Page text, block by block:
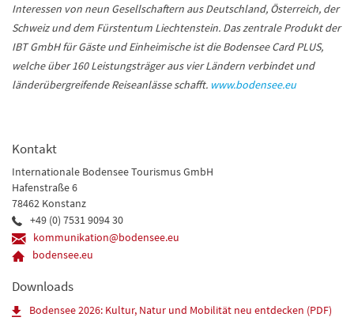
Interessen von neun Gesellschaftern aus Deutschland, Österreich, der
Schweiz und dem Fürstentum Liechtenstein. Das zentrale Produkt der
IBT GmbH für Gäste und Einheimische ist die Bodensee Card PLUS,
welche über 160 Leistungsträger aus vier Ländern verbindet und
länderübergreifende Reiseanlässe schafft. www.bodensee.eu
Kontakt
Internationale Bodensee Tourismus GmbH
Hafenstraße 6
78462 Konstanz
+49 (0) 7531 9094 30
kommunikation@bodensee.eu
bodensee.eu
Downloads
Bodensee 2026: Kultur, Natur und Mobilität neu entdecken (PDF)